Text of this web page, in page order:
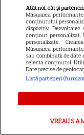
14
Atât noi, cât și
Măsurarea
conținutului
dispozitiv.
conținut personalizat.
personalizate.
Măsurarea
sau combinații de date
selecta conținutul.
Date precise de
Listă parteneri
VREAU SA